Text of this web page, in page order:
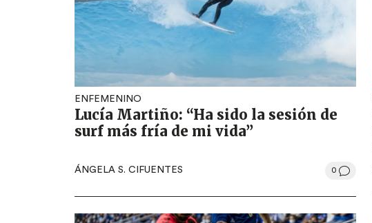
ENFEMENINO
Lucía Martiño: “Ha sido la sesión de
surf más fría de mi vida”
ÁNGELA S. CIFUENTES 0